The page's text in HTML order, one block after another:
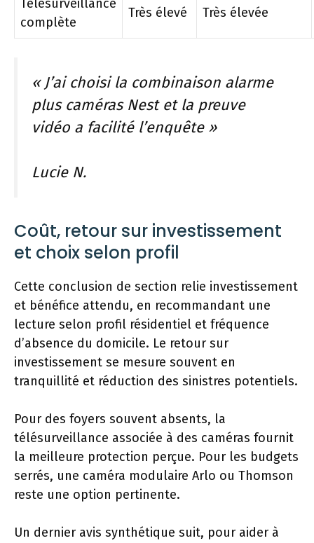
Télésurveillance
complète
Très élevé Très élevée
« J’ai choisi la combinaison alarme
plus caméras Nest et la preuve
vidéo a facilité l’enquête »
Lucie N.
Coût, retour sur investissement
et choix selon profil
Cette conclusion de section relie investissement
et bénéfice attendu, en recommandant une
lecture selon profil résidentiel et fréquence
d’absence du domicile. Le retour sur
investissement se mesure souvent en
tranquillité et réduction des sinistres potentiels.
Pour des foyers souvent absents, la
télésurveillance associée à des caméras fournit
la meilleure protection perçue. Pour les budgets
serrés, une caméra modulaire Arlo ou Thomson
reste une option pertinente.
Un dernier avis synthétique suit, pour aider à